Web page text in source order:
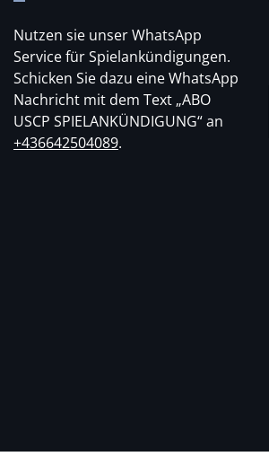
Nutzen sie unser WhatsApp
Service für Spielankündigungen.
Schicken Sie dazu eine WhatsApp
Nachricht mit dem Text „ABO
USCP SPIELANKÜNDIGUNG“ an
+436642504089.